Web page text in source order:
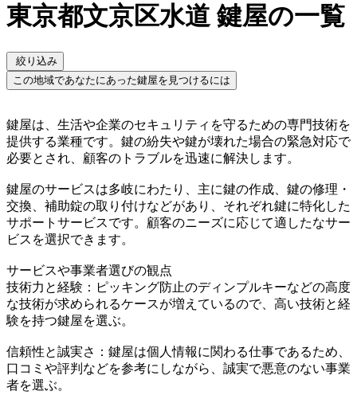
東京都文京区水道 鍵屋の一覧
絞り込み
この地域であなたにあった鍵屋を見つけるには
鍵屋は、生活や企業のセキュリティを守るための専門技術を
提供する業種です。鍵の紛失や鍵が壊れた場合の緊急対応で
必要とされ、顧客のトラブルを迅速に解決します。
鍵屋のサービスは多岐にわたり、主に鍵の作成、鍵の修理・
交換、補助錠の取り付けなどがあり、それぞれ鍵に特化した
サポートサービスです。顧客のニーズに応じて適したなサー
ビスを選択できます。
サービスや事業者選びの観点
技術力と経験：ピッキング防止のディンプルキーなどの高度
な技術が求められるケースが増えているので、高い技術と経
験を持つ鍵屋を選ぶ。
信頼性と誠実さ：鍵屋は個人情報に関わる仕事であるため、
口コミや評判などを参考にしながら、誠実で悪意のない事業
者を選ぶ。